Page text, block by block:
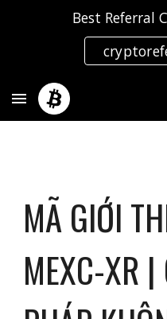
Best Referral
MÃ GIỚI
MEXC-XR |